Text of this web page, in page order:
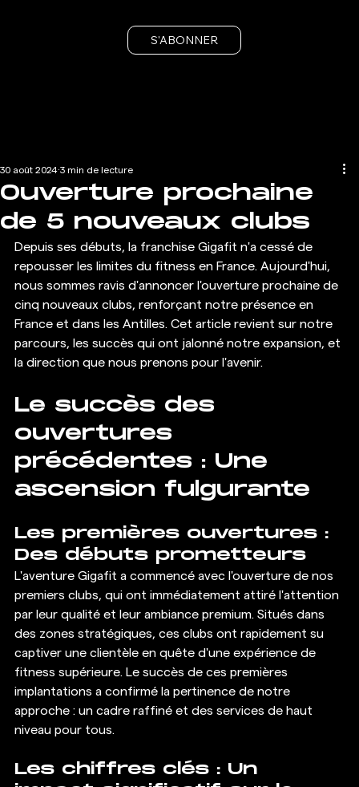
S'ABONNER
Ouverture prochaine
de 5 nouveaux clubs
30 août 2024 3 min de lecture
Depuis ses débuts, la franchise Gigafit n'a cessé de
repousser les limites du fitness en France. Aujourd'hui,
nous sommes ravis d'annoncer l'ouverture prochaine de
cinq nouveaux clubs, renforçant notre présence en
France et dans les Antilles. Cet article revient sur notre
parcours, les succès qui ont jalonné notre expansion, et
la direction que nous prenons pour l'avenir.
Le succès des
ouvertures
précédentes : Une
ascension fulgurante
Les premières ouvertures :
Des débuts prometteurs
L'aventure Gigafit a commencé avec l'ouverture de nos
premiers clubs, qui ont immédiatement attiré l'attention
par leur qualité et leur ambiance premium. Situés dans
des zones stratégiques, ces clubs ont rapidement su
captiver une clientèle en quête d'une expérience de
fitness supérieure. Le succès de ces premières
implantations a confirmé la pertinence de notre
approche : un cadre raffiné et des services de haut
niveau pour tous.
Les chiffres clés : Un